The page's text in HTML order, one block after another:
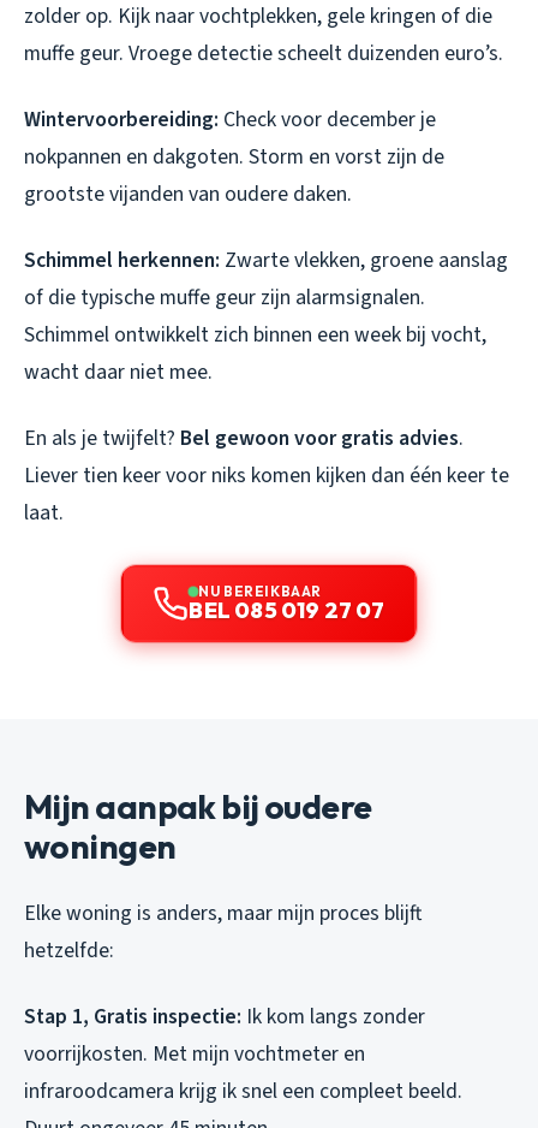
zolder op. Kijk naar vochtplekken, gele kringen of die
muffe geur. Vroege detectie scheelt duizenden euro’s.
Wintervoorbereiding: Check voor december je
nokpannen en dakgoten. Storm en vorst zijn de
grootste vijanden van oudere daken.
Schimmel herkennen: Zwarte vlekken, groene aanslag
of die typische muffe geur zijn alarmsignalen.
Schimmel ontwikkelt zich binnen een week bij vocht,
wacht daar niet mee.
En als je twijfelt? Bel gewoon voor gratis advies.
Liever tien keer voor niks komen kijken dan één keer te
laat.
NU BEREIKBAAR
BEL 085 019 27 07
Mijn aanpak bij oudere
woningen
Elke woning is anders, maar mijn proces blijft
hetzelfde:
Stap 1, Gratis inspectie: Ik kom langs zonder
voorrijkosten. Met mijn vochtmeter en
infraroodcamera krijg ik snel een compleet beeld.